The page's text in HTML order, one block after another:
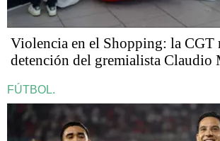
Violencia en el Shopping: la CGT
detención del gremialista Claudio
FÚTBOL.